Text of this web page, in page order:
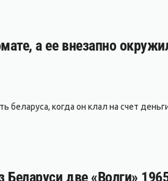
а ее внезапно
когда он клал на счет
две «Волги»